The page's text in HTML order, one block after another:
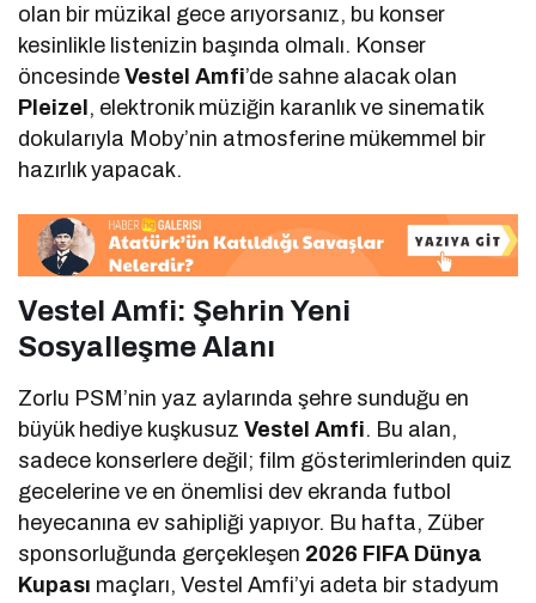
olan bir müzikal gece arıyorsanız, bu konser
kesinlikle listenizin başında olmalı. Konser
öncesindeVestel Amfi’de sahne alacak olan
Pleizel, elektronik müziğin karanlık ve sinematik
dokularıyla Moby’nin atmosferine mükemmel bir
hazırlık yapacak.
Vestel Amfi: Şehrin Yeni
Sosyalleşme Alanı
Zorlu PSM’nin yaz aylarında şehre sunduğu en
büyük hediye kuşkusuzVestel Amfi. Bu alan,
sadece konserlere değil; film gösterimlerinden quiz
gecelerine ve en önemlisi dev ekranda futbol
heyecanına ev sahipliği yapıyor. Bu hafta, Züber
sponsorluğunda gerçekleşen 2026 FIFA Dünya
Kupası maçları, Vestel Amfi’yi adeta bir stadyum